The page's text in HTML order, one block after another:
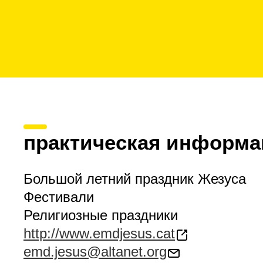
практическая
Большой летний праздник Жезуса
Фестивали
Религиозные праздники
http://www.emdjesus.cat
emd.jesus@altanet.org